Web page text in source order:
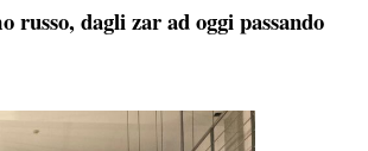
russo, dagli zar ad oggi passando